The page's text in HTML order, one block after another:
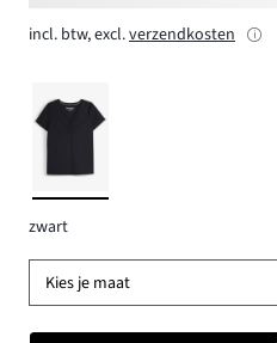
incl. btw, excl.verzendkosten
zwart
Kies je maat